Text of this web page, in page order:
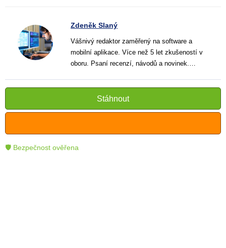
Zdeněk Slaný
Vášnivý redaktor zaměřený na software a
mobilní aplikace. Více než 5 let zkušeností v
oboru. Psaní recenzí, návodů a novinek.
pomáhají čtenářům lépe porozumět a využít
moderní technologie.
Stáhnout
🛡 Bezpečnost ověřena